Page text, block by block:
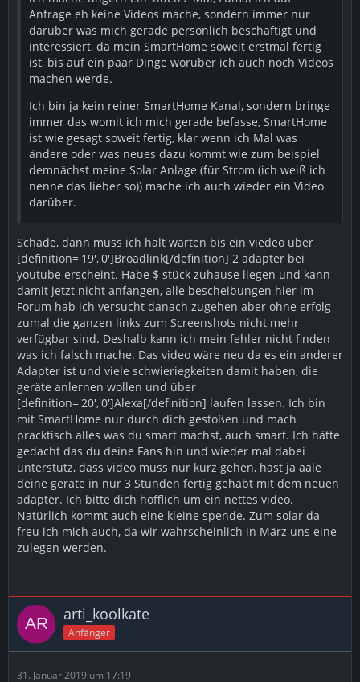
Anfrage eh keine Videos mache, sondern immer nur
darüber was mich gerade persönlich beschäftigt und
interessiert, da mein SmartHome soweit erstmal fertig
ist, bis auf ein paar Dinge worüber ich auch noch Videos
machen werde.
Ich bin ja kein reiner SmartHome Kanal, sondern bringe
immer das womit ich mich gerade befasse, SmartHome
ist wie gesagt soweit fertig, klar wenn ich Mal was
ändere oder was neues dazu kommt wie zum beispiel
demnächst meine Solar Anlage (für Strom (ich weiß ich
nenne das lieber so)) mache ich auch wieder ein Video
darüber.
Schade, dann muss ich halt warten bis ein viedeo über
[definition='19','0']Broadlink[/definition] 2 adapter bei
youtube erscheint. Habe $ stück zuhause liegen und kann
damit jetzt nicht anfangen, alle bescheibungen hier im
Forum hab ich versucht danach zugehen aber ohne erfolg
zumal die ganzen links zum Screenshots nicht mehr
verfügbar sind. Deshalb kann ich mein fehler nicht finden
was ich falsch mache. Das video wäre neu da es ein anderer
Adapter ist und viele schwieriegkeiten damit haben, die
geräte anlernen wollen und über
[definition='20','0']Alexa[/definition] laufen lassen. Ich bin
mit SmartHome nur durch dich gestoßen und mach
pracktisch alles was du smart machst, auch smart. Ich hätte
gedacht das du deine Fans hin und wieder mal dabei
unterstütz, dass video müss nur kurz gehen, hast ja aale
deine geräte in nur 3 Stunden fertig gehabt mit dem neuen
adapter. Ich bitte dich höfflich um ein nettes video.
Natürlich kommt auch eine kleine spende. Zum solar da
freu ich mich auch, da wir wahrscheinlich in März uns eine
zulegen werden.
arti_koolkate
Anfänger
31. Januar 2019 um 17:19